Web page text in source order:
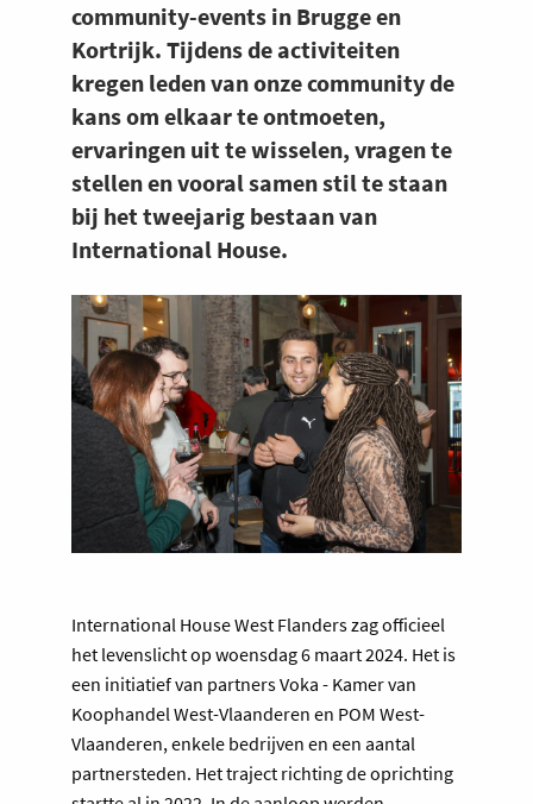
community-events in Brugge en
Kortrijk. Tijdens de activiteiten
kregen leden van onze community de
kans om elkaar te ontmoeten,
ervaringen uit te wisselen, vragen te
stellen en vooral samen stil te staan
bij het tweejarig bestaan van
International House.
International House West Flanders zag officieel
het levenslicht op woensdag 6 maart 2024. Het is
een initiatief van partners Voka - Kamer van
Koophandel West-Vlaanderen en POM West-
Vlaanderen, enkele bedrijven en een aantal
partnersteden. Het traject richting de oprichting